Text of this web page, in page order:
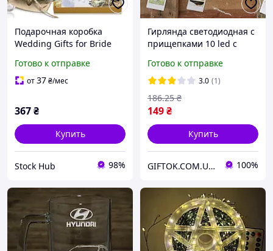
Подарочная коробка
Wedding Gifts for Bride
подарка с гирляндой,
деревянной биркой 18*12
Готово к отправке
от37₴/мес
367₴
Купить
Stock Hub 98%
Гирлянда светодиодная с
прищепками 10 led с
декор для фото polaroid
instax mini square
Готово к отправке
3.0 (1)
149₴
186.25 ₴
Купить
GIFTOK.COM.UA для себе і не тільки) 100%